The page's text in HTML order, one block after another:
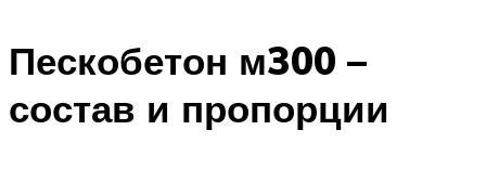
Пескобетон м300 –
состав и пропорции